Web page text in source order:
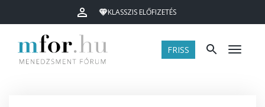
KLASSZIS ELŐFIZETÉS
FRISS Menü